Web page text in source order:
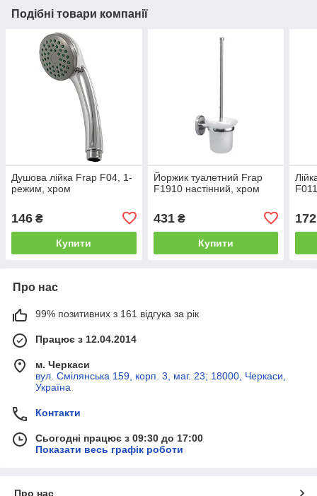
Подібні товари компанії
Душова лійка Frap F04, 1-
режим, хром
146 ₴
Купити
Йоржик туалетний Frap
F1910 настінний, хром
431₴
Купити
172
Про нас
99% позитивних з 161 відгука за рік
Працює з 12.04.2014
м. Черкаси
вул. Смілянська 159, корп. 3, маг. 23; 18000, Черкаси,
Україна
Контакти
Сьогодні працює з 09:30 до 17:00
Показати весь графік роботи
Про нас